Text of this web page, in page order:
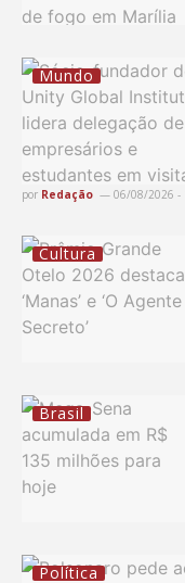
Mundo
por Redação 06/08/2026 -
Cultura
Brasil
Política